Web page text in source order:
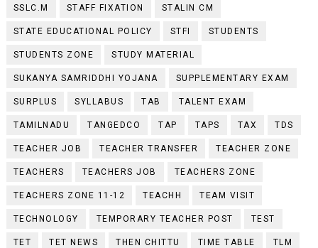
SSLC.M STAFF FIXATION STALIN CM
STATE EDUCATIONAL POLICY STFI STUDENTS
STUDENTS ZONE STUDY MATERIAL
SUKANYA SAMRIDDHI YOJANA SUPPLEMENTARY EXAM
SURPLUS SYLLABUS TAB TALENT EXAM
TAMILNADU TANGEDCO TAP TAPS TAX TDS
TEACHER JOB TEACHER TRANSFER TEACHER ZONE
TEACHERS TEACHERS JOB TEACHERS ZONE
TEACHERS ZONE 11-12 TEACHH TEAM VISIT
TECHNOLOGY TEMPORARY TEACHER POST TEST
TET TET NEWS THEN CHITTU TIME TABLE TLM